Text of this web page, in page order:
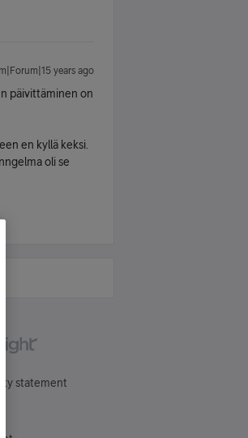
years ago
päivittäminen on
en kyllä keksi.
oli se
statement